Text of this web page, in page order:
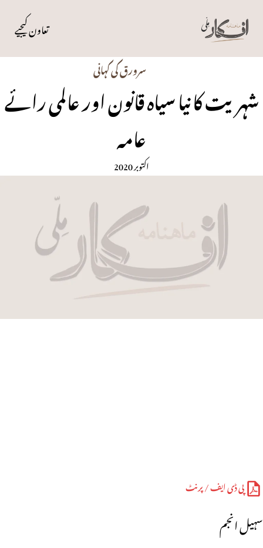
تعاون کیجیے
سرورق کی کہانی
شہریت کا نیا سیاہ قانون اور عالمی رائے
عامہ
اکتوبر 2020
پی ڈی ایف / پرنٹ
سہیل انجم